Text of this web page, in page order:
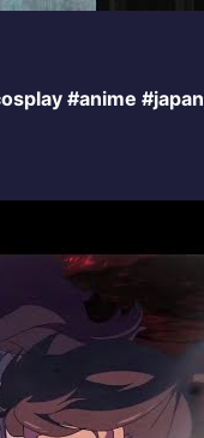
#anime #japan